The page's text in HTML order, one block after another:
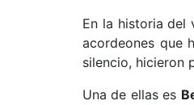
En la historia del
acordeones que
silencio, hicieron
Una de ellas es